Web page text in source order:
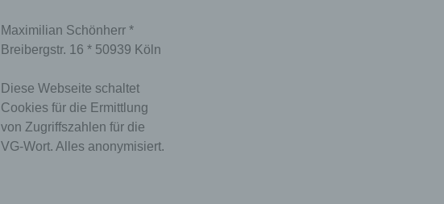
Maximilian Schönherr *
Breibergstr. 16 * 50939 Köln
Diese Webseite schaltet
Cookies für die Ermittlung
von Zugriffszahlen für die
VG-Wort. Alles anonymisiert.